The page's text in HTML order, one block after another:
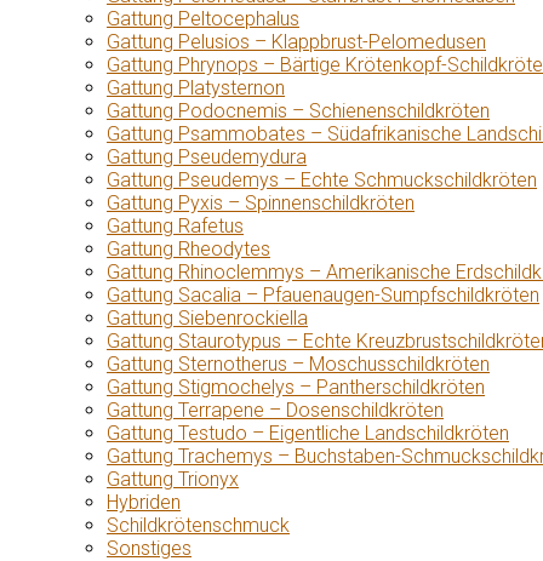
Gattung Peltocephalus
Gattung Pelusios – Klappbrust-Pelomedusen
Gattung Phrynops – Bärtige Krötenkopf-
Gattung Platysternon
Gattung Podocnemis – Schienenschildkröten
Gattung Psammobates – Südafrikanische
Gattung Pseudemydura
Gattung Pseudemys – Echte Schmuckschildkröten
Gattung Pyxis – Spinnenschildkröten
Gattung Rafetus
Gattung Rheodytes
Gattung Rhinoclemmys – Amerikanische
Gattung Sacalia – Pfauenaugen-Sumpfschildkröten
Gattung Siebenrockiella
Gattung Staurotypus – Echte
Gattung Sternotherus – Moschusschildkröten
Gattung Stigmochelys – Pantherschildkröten
Gattung Terrapene – Dosenschildkröten
Gattung Testudo – Eigentliche Landschildkröten
Gattung Trachemys – Buchstaben-
Gattung Trionyx
Hybriden
Schildkrötenschmuck
Sonstiges